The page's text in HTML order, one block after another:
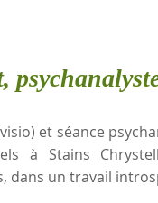
et séance
à Stains
dans un travail